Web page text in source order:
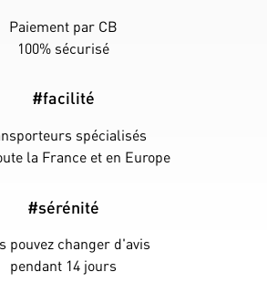
Paiement par CB
100% sécurisé
#facilité
spécialisés
la France et en Europe
#sérénité
pouvez changer d'avis
pendant 14 jours